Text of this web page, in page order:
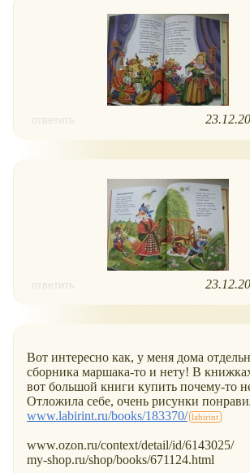
ответить
ответить
Вот интересно как, у меня дома
сборника маршака-то и нету! В книжках
вот большой книги купить почему-то
Отложила себе, очень рисунки
www.labirint.ru/books/183370/
www.ozon.ru/context/detail/id/6143025/
my-shop.ru/shop/books/671124.html